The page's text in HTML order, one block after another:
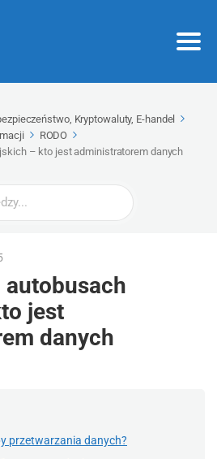
Kryptowaluty, E-handel
RODO
– kto jest administratorem danych
jest
danych
przetwarzania danych?